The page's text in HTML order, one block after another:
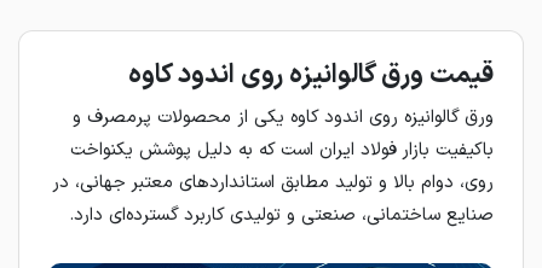
قیمت ورق گالوانیزه روی اندود کاوه
ورق گالوانیزه روی اندود کاوه یکی از محصولات پرمصرف و
باکیفیت بازار فولاد ایران است که به دلیل پوشش یکنواخت
روی، دوام بالا و تولید مطابق استانداردهای معتبر جهانی، در
صنایع ساختمانی، صنعتی و تولیدی کاربرد گسترده‌ای دارد.